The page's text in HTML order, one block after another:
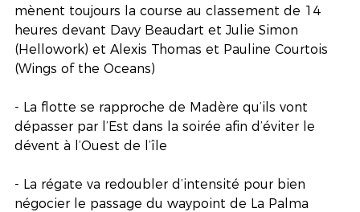
mènent toujours la course au classement de 14
heures devant Davy Beaudart et Julie Simon
(Hellowork) et Alexis Thomas et Pauline Courtois
(Wings of the Oceans)
- La flotte se rapproche de Madère qu’ils vont
dépasser par l’Est dans la soirée afin d’éviter le
dévent à l’Ouest de l’île
- La régate va redoubler d’intensité pour bien
négocier le passage du waypoint de La Palma